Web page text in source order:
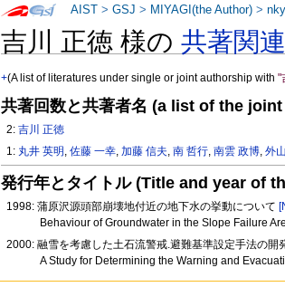
吉川 正徳 様の共著関
+(A list of literatures under single or joint authorship with"
共著回数と共著者名 (a list of the
2:吉川 正徳
1: 丸井 英明 ,佐藤 一幸,加藤 信夫,南 哲行,南雲 政博,外
発行年とタイトル (Title and year of
1998: 蒲原沢源頭部崩壊地付近の地下水の挙動について
Behaviour of Groundwater in the Slope Failure
2000: 融雪を考慮した土石流警戒.避難基準設定手法の開
A Study for Determining the Warning and
AIST >GSJ > MIYAGI(the Author) >